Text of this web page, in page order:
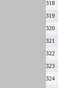
318
319
320
321
322
323
324